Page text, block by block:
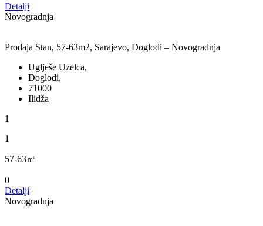
Detalji
Novogradnja
Prodaja Stan, 57-63m2, Sarajevo, Doglodi – Novogradnja
Uglješe Uzelca,
Doglodi,
71000
Ilidža
1
1
57-63㎡
0
Detalji
Novogradnja